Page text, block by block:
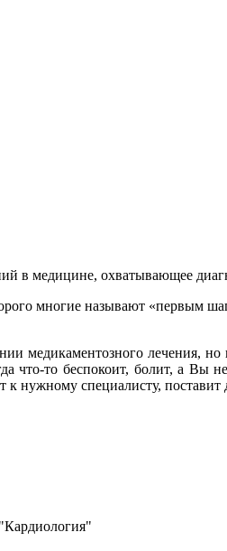
в медицине, охватывающее
многие называют «первым
медикаментозного лечения,
что-то беспокоит, болит, а Вы
к нужному специалисту, поставит